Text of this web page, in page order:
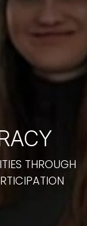
THROUGH